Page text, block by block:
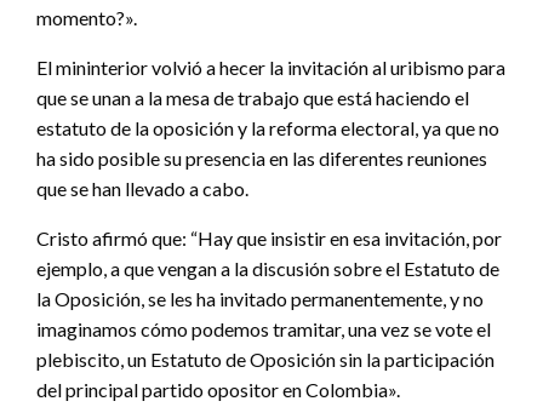
momento?».
El mininterior volvió a hecer la invitación al uribismo para
que se unan a la mesa de trabajo que está haciendo el
estatuto de la oposición y la reforma electoral, ya que no
ha sido posible su presencia en las diferentes reuniones
que se han llevado a cabo.
Cristo afirmó que: “Hay que insistir en esa invitación, por
ejemplo, a que vengan a la discusión sobre el Estatuto de
la Oposición, se les ha invitado permanentemente, y no
imaginamos cómo podemos tramitar, una vez se vote el
plebiscito, un Estatuto de Oposición sin la participación
del principal partido opositor en Colombia».